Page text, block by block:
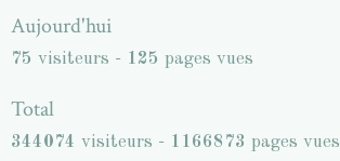
Aujourd'hui
75 visiteurs - 125 pages vues
Total
344074 visiteurs - 1166873 pages vues